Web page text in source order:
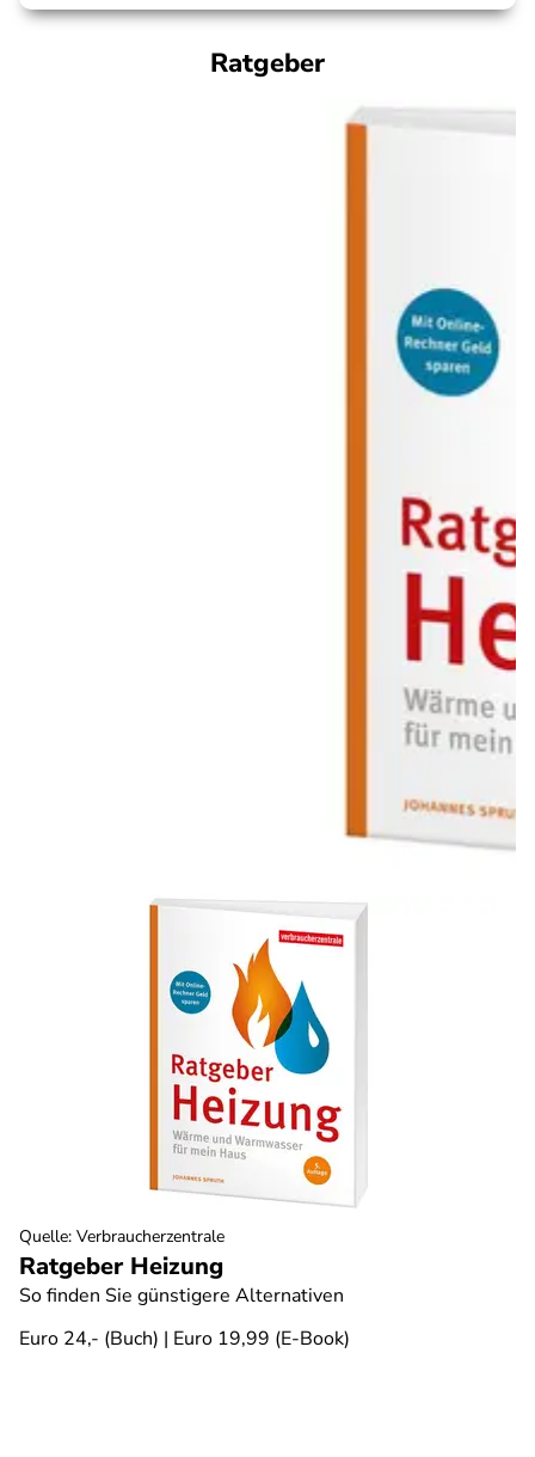
Ratgeber
Ratgeber Heizung
So finden Sie günstigere Alternativen
Euro 24,- (Buch) | Euro 19,99 (E-Book)
Quelle: Verbraucherzentrale